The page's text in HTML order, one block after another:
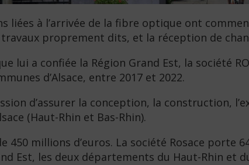
liées à l’arrivée de la fibre optique ont
proprement dits, et la réception de
lui a confiée la Région Grand Est, la société
d’Alsace, entre 2017 et 2022.
d’assurer la conception, la
(Haut-Rhin et Bas-Rhin).
450 millions d’euros. La société Rosace
Est, les deux départements du Haut-Rhin